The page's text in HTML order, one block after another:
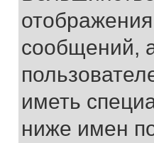
сообщений,
иметь
ниже имен